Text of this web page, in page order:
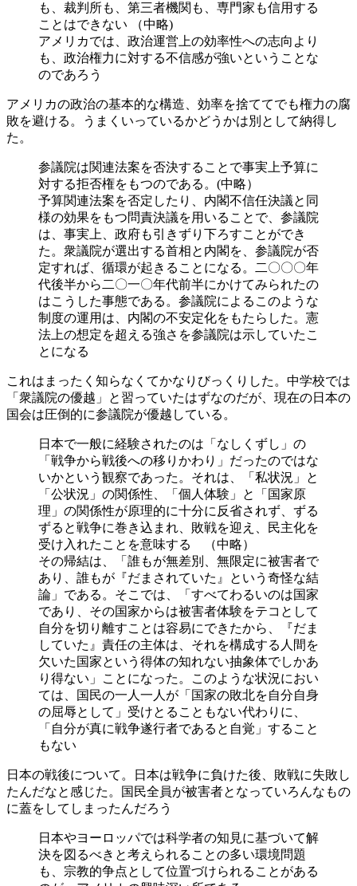
も、裁判所も、第三者機関も、専門家も信用する
ことはできない （中略)
アメリカでは、政治運営上の効率性への志向より
も、政治権力に対する不信感が強いということな
のであろう
アメリカの政治の基本的な構造、効率を捨ててでも権力の腐
敗を避ける。うまくいっているかどうかは別として納得し
た。
参議院は関連法案を否決することで事実上予算に
対する拒否権をもつのである。(中略）
予算関連法案を否定したり、内閣不信任決議と同
様の効果をもつ問責決議を用いることで、参議院
は、事実上、政府も引きずり下ろすことができ
た。衆議院が選出する首相と内閣を、参議院が否
定すれば、循環が起きることになる。二〇〇〇年
代後半から二〇一〇年代前半にかけてみられたの
はこうした事態である。参議院によるこのような
制度の運用は、内閣の不安定化をもたらした。憲
法上の想定を超える強さを参議院は示していたこ
とになる
これはまったく知らなくてかなりびっくりした。中学校では
「衆議院の優越」と習っていたはずなのだが、現在の日本の
国会は圧倒的に参議院が優越している。
日本で一般に経験されたのは「なしくずし」の
「戦争から戦後への移りかわり」だったのではな
いかという観察であった。それは、「私状況」と
「公状況」の関係性、「個人体験」と「国家原
理」の関係性が原理的に十分に反省されず、ずる
ずると戦争に巻き込まれ、敗戦を迎え、民主化を
受け入れたことを意味する （中略）
その帰結は、「誰もが無差別、無限定に被害者で
あり、誰もが『だまされていた』という奇怪な結
論」である。そこでは、「すべてわるいのは国家
であり、その国家からは被害者体験をテコとして
自分を切り離すことは容易にできたから、『だま
していた』責任の主体は、それを構成する人間を
欠いた国家という得体の知れない抽象体でしかあ
り得ない」ことになった。このような状況におい
ては、国民の一人一人が「国家の敗北を自分自身
の屈辱として」受けとることもない代わりに、
「自分が真に戦争遂行者であると自覚」すること
もない
日本の戦後について。日本は戦争に負けた後、敗戦に失敗し
たんだなと感じた。国民全員が被害者となっていろんなもの
に蓋をしてしまったんだろう
日本やヨーロッパでは科学者の知見に基づいて解
決を図るべきと考えられることの多い環境問題
も、宗教的争点として位置づけられることがある